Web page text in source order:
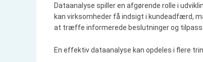
Dataanalyse spiller en afgørende rolle i
kan virksomheder få indsigt i kundeadfærd,
at træffe informerede beslutninger og
En effektiv dataanalyse kan opdeles i flere